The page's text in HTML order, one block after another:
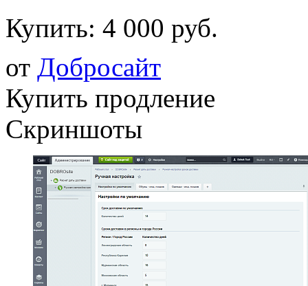
Купить: 4 000 руб.
от Добросайт
Купить продление
Скриншоты